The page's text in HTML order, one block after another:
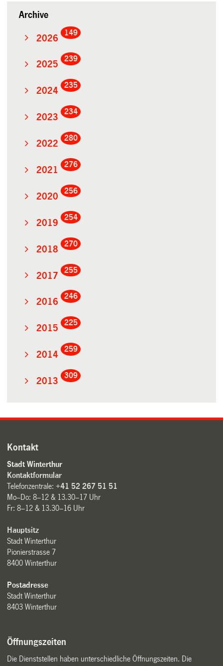
Archive
2026
149
2025
239
2024
235
2023
234
2022
280
2021
276
2020
256
2019
254
2018
270
2017
255
2016
246
2015
225
2014
259
2013
309
Kontakt
Stadt Winterthur
Kontaktformular
Telefonzentrale:+41 52 267 51 51
Mo–Do: 8–12 & 13.30–17 Uhr
Fr: 8–12 & 13.30–16 Uhr
Hauptsitz
Stadt Winterthur
Pionierstrasse 7
8400 Winterthur
Postadresse
Stadt Winterthur
8403 Winterthur
Öffnungszeiten
Die Dienststellen haben unterschiedliche Öffnungszeiten. Die